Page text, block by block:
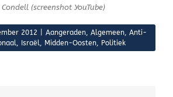
(screenshot YouTube)
2012 Aangeraden, Algemeen, Anti-
, Israël, Midden-Oosten, Politiek